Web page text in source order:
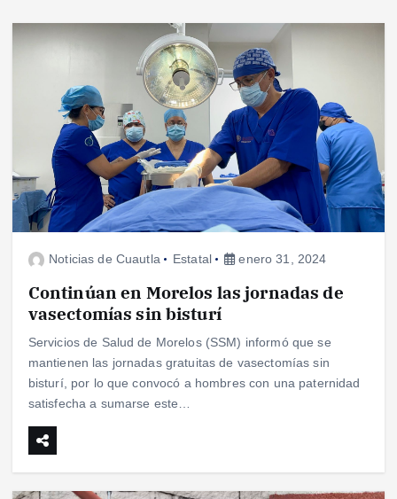
Noticias de Cuautla Estatal enero 31, 2024
Continúan en Morelos las jornadas de
vasectomías sin bisturí
Servicios de Salud de Morelos (SSM) informó que se
mantienen las jornadas gratuitas de vasectomías sin
bisturí, por lo que convocó a hombres con una paternidad
satisfecha a sumarse este…